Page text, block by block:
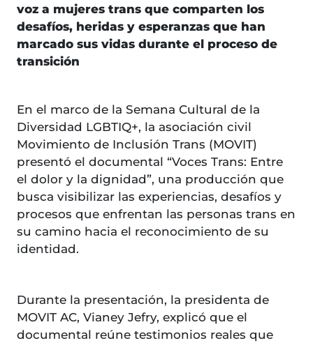
voz a mujeres trans que comparten los
desafíos, heridas y esperanzas que han
marcado sus vidas durante el proceso de
transición
En el marco de la Semana Cultural de la
Diversidad LGBTIQ+, la asociación civil
Movimiento de Inclusión Trans (MOVIT)
presentó el documental “Voces Trans: Entre
el dolor y la dignidad”, una producción que
busca visibilizar las experiencias, desafíos y
procesos que enfrentan las personas trans en
su camino hacia el reconocimiento de su
identidad.
Durante la presentación, la presidenta de
MOVIT AC, Vianey Jefry, explicó que el
documental reúne testimonios reales que